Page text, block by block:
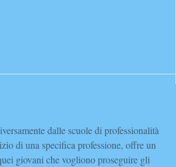
dalle scuole di professionalità
di una specifica professione, offre un
giovani che vogliono proseguire gli